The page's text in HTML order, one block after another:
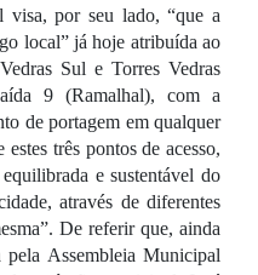
visa, por seu lado, “que a
local” já hoje atribuída ao
Sul e Torres Vedras
9 (Ramalhal), com a
de portagem em qualquer
três pontos de acesso,
e sustentável do
através de diferentes
De referir que, ainda
pela Assembleia Municipal